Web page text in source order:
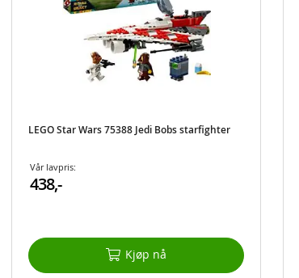
LEGO Star Wars 75388 Jedi Bobs starfighter
Vår lavpris:
438,-
Kjøp nå